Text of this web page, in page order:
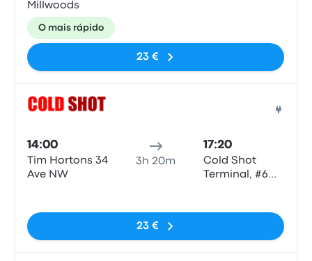
Millwoods
O mais rápido
23 €
14:00
Tim Hortons 34
Ave NW
3h 20m
17:20
Cold Shot
Terminal, #6
23 €